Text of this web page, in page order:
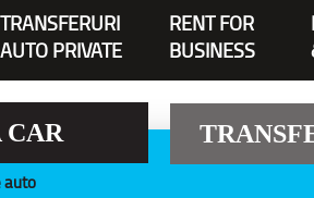
TRANSFERURI
AUTO PRIVATE
RENT FOR
BUSINESS
CAR
auto